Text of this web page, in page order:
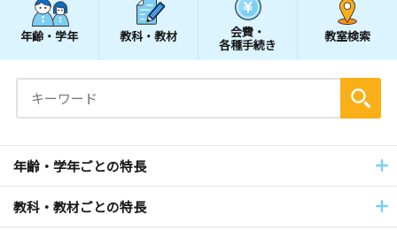
年齢・学年 教科・教材 会費・
各種手続き
教室検索
年齢・学年ごとの特長
教科・教材ごとの特長